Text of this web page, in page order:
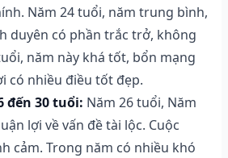
Năm 24 tuổi, năm trung bình,
duyên có phần trắc trở, không
năm này khá tốt, bổn mạng
có nhiều điều tốt đẹp.
đến 30 tuổi: Năm 26 tuổi, Năm
lợi về vấn đề tài lộc. Cuộc
cảm. Trong năm có nhiều khó